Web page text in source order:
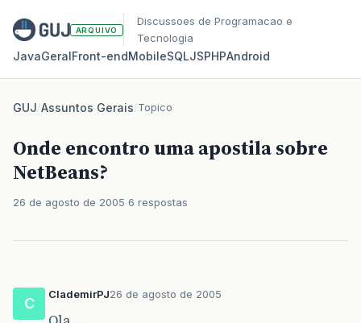
ARQUIVO
Discussoes de Programacao e
Tecnologia
JavaGeralFront‑endMobileSQLJSPHPAndroid
GUJ/Assuntos Gerais/Topico
Onde encontro uma apostila sobre
NetBeans?
26 de agosto de 2005 6 respostas
C
ClademirPJ26 de agosto de 2005